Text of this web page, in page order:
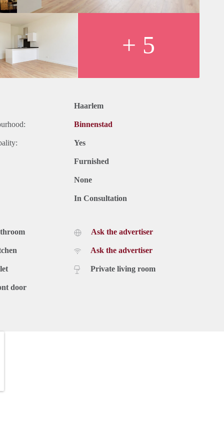
afzuigkap, koelkast met vriesvak) en een ontbijtbar.
west). Vanuit de gang kom je via een paar traptreden naar
en balkenplafond, die ook voldoende ruimte biedt voor een
de moderne badkamer met douche, wastafel en tweede
en droger bereikbaar.
+ 5
Haarlem
Binnenstad
Yes
Furnished
None
In Consultation
door
Ask the advertiser
Ask the advertiser
Private living room